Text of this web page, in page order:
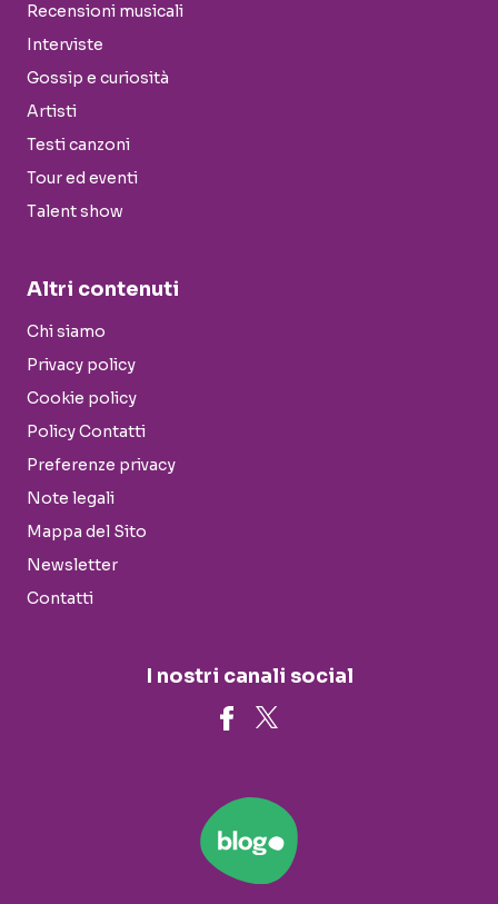
Recensioni musicali
Interviste
Gossip e curiosità
Artisti
Testi canzoni
Tour ed eventi
Talent show
Altri contenuti
Chi siamo
Privacy policy
Cookie policy
Policy Contatti
Preferenze privacy
Note legali
Mappa del Sito
Newsletter
Contatti
I nostri canali social